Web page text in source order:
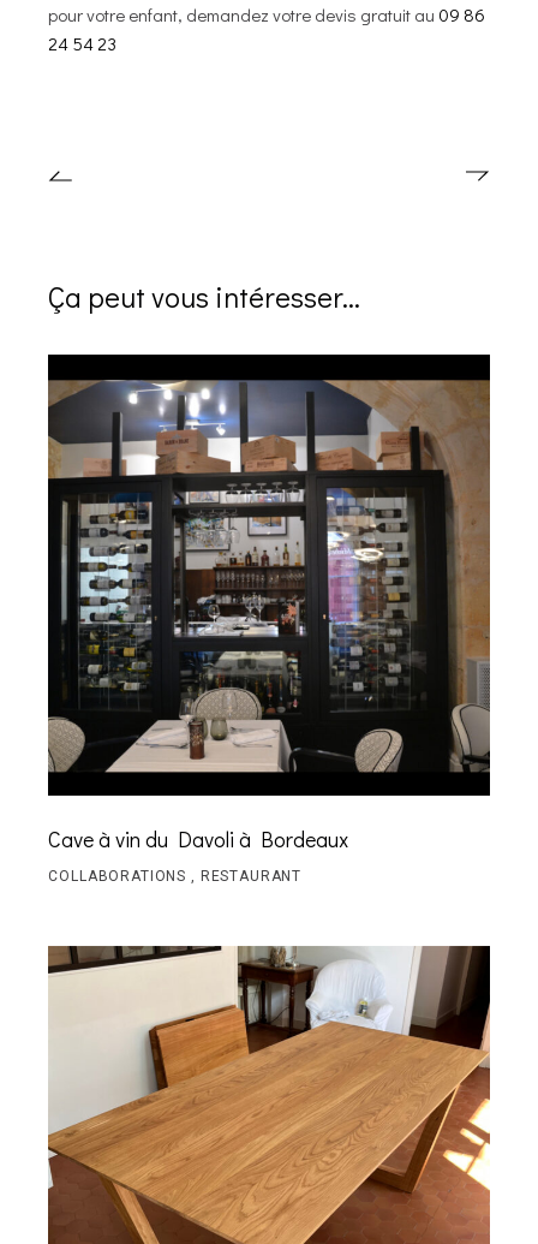
pour votre enfant, demandez votre devis gratuit au 09 86
24 54 23
Ça peut vous intéresser...
Cave à vin du Davoli à Bordeaux
COLLABORATIONS RESTAURANT